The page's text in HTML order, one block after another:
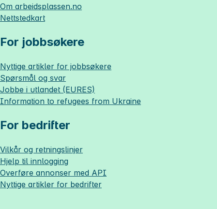
Om arbeidsplassen.no
Nettstedkart
For jobbsøkere
Nyttige artikler for jobbsøkere
Spørsmål og svar
Jobbe i utlandet (EURES)
Information to refugees from Ukraine
For bedrifter
Vilkår og retningslinjer
Hjelp til innlogging
Overføre annonser med API
Nyttige artikler for bedrifter